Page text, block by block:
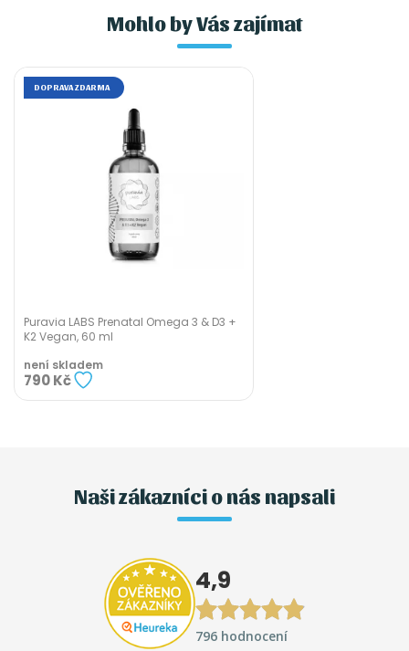
Mohlo by Vás zajímat
DOPRAVA ZDARMA
Puravia LABS Prenatal Omega 3 & D3 +
K2 Vegan, 60 ml
není skladem
790 Kč
Naši zákazníci o nás napsali
4,9
796 hodnocení